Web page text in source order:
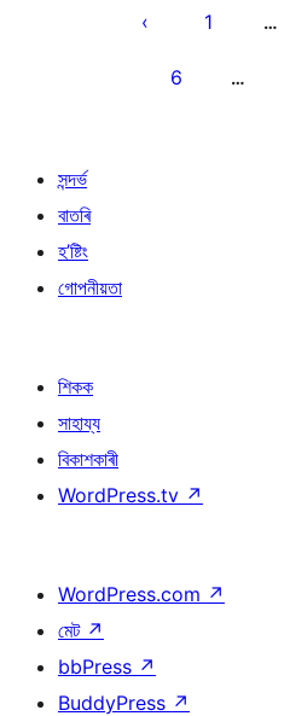
পৃষ্ঠাকৰণ
1 …
6 …
সন্দৰ্ভ
বাতৰি
হ’ষ্টিং
গোপনীয়তা
শিকক
সাহায্য
বিকাশকাৰী
WordPress.tv ↗
WordPress.com ↗
মেট ↗
bbPress ↗
BuddyPress ↗